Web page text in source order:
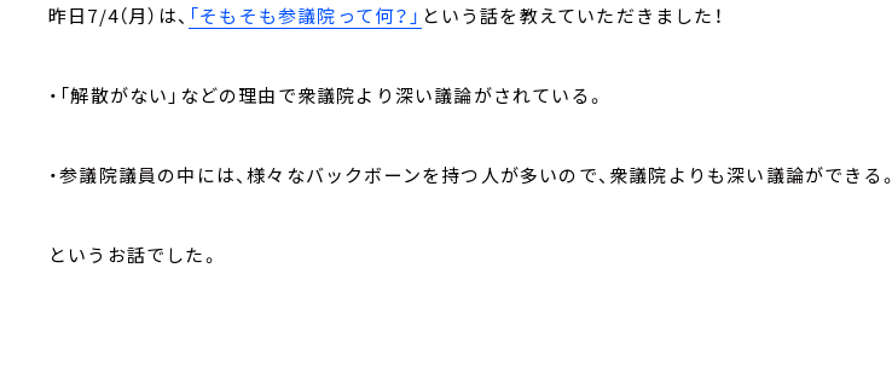
昨日7/4（月）は、 「そもそも参議院って何？」 という話を教えていただきました！
・「解散がない」などの理由で衆議院より深い議論がされている。
・参議院議員の中には、様々なバックボーンを持つ人が多いので、衆議院よりも深い議論ができる。
というお話でした。